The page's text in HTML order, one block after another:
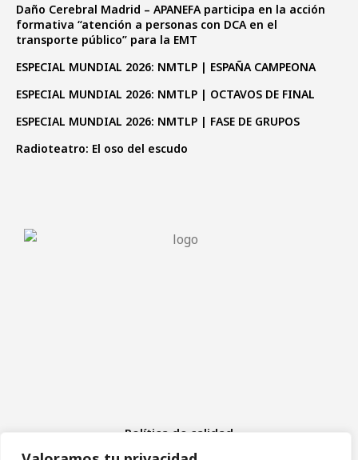
Daño Cerebral Madrid – APANEFA participa en la acción
formativa “atención a personas con DCA en el
transporte público” para la EMT
ESPECIAL MUNDIAL 2026: NMTLP | ESPAÑA CAMPEONA
ESPECIAL MUNDIAL 2026: NMTLP | OCTAVOS DE FINAL
ESPECIAL MUNDIAL 2026: NMTLP | FASE DE GRUPOS
Radioteatro: El oso del escudo
Política de calidad
Aviso Legal